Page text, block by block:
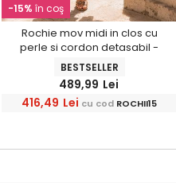
-15% în coş
Rochie mov midi in clos cu
perle si cordon detasabil -
StarShinerS
BESTSELLER
489,99 Lei
416,49 Lei cu cod ROCHII15